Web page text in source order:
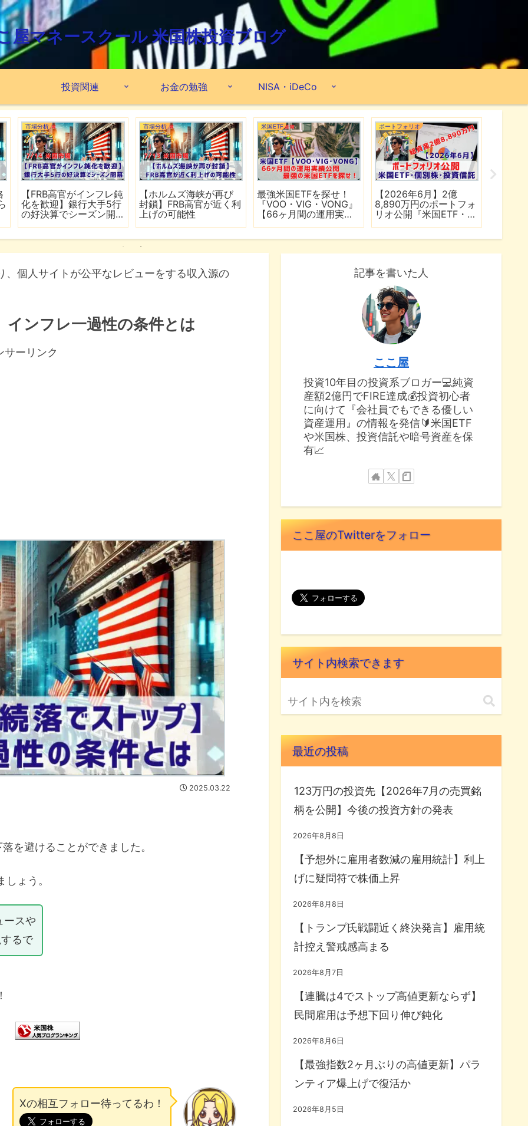
屋マネースクール 米国株投資ブログ
投資関連 お金の勉強 NISA・iDeCo
市場分析
【FRB高官がインフレ鈍
化を歓迎】銀行大手5行
の好決算でシーズン開
市場分析
【ホルムズ海峡が再び
封鎖】FRB高官が近く利
上げの可能性
米国ETF
最強米国ETFを探せ！
『VOO・VIG・VONG』
【66ヶ月間の運用実績
ポートフォリオ
【2026年6月】2億
8,890万円のポートフォ
リオ公開『米国ETF・個
個人サイトが公平なレビューをする収入源の
ンフレ一過性の条件とは
サーリンク
2025.03.22
を避けることができました。
ょう。
ースや
るで
Xの相互フォロー待ってるわ！
記事を書いた人
ここ屋
投資10年目の投資系ブロガー💻純資
産額2億円でFIRE達成💰投資初心者
に向けて『会社員でもできる優しい
資産運用』の情報を発信🔰米国ETF
や米国株、投資信託や暗号資産を保
有📈
ここ屋のTwitterをフォロー
サイト内検索できます
最近の投稿
123万円の投資先【2026年7月の売買銘
柄を公開】今後の投資方針の発表
2026年8月8日
【予想外に雇用者数減の雇用統計】利上
げに疑問符で株価上昇
2026年8月8日
【トランプ氏戦闘近く終決発言】雇用統
計控え警戒感高まる
2026年8月7日
【連騰は4でストップ高値更新ならず】
民間雇用は予想下回り伸び鈍化
2026年8月6日
【最強指数2ヶ月ぶりの高値更新】パラ
ンティア爆上げで復活か
2026年8月5日